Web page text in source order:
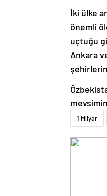
İki ülke
önemli
uçtuğu
Ankara
1 Milyar